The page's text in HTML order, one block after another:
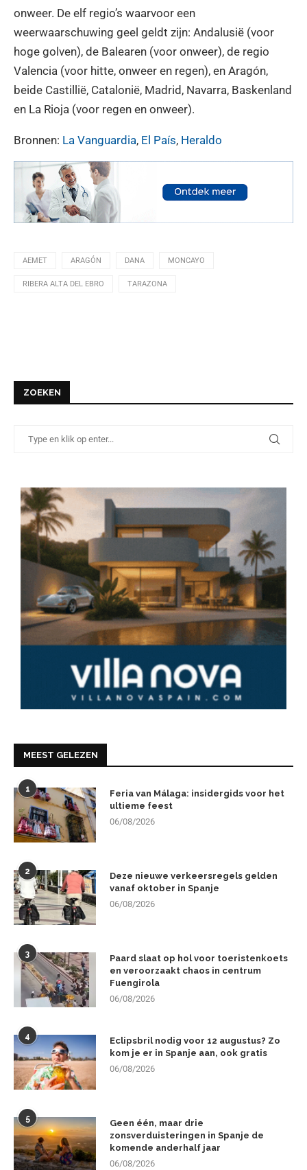
onweer. De elf regio’s waarvoor een
weerwaarschuwing geel geldt zijn: Andalusië (voor
hoge golven), de Balearen (voor onweer), de regio
Valencia (voor hitte, onweer en regen), en Aragón,
beide Castillië, Catalonië, Madrid, Navarra, Baskenland
en La Rioja (voor regen en onweer).
Bronnen: La Vanguardia, El País, Heraldo
AEMET ARAGÓN DANA MONCAYO
RIBERA ALTA DEL EBRO TARAZONA
ZOEKEN
MEEST GELEZEN
1
Feria van Málaga: insidergids voor het
ultieme feest
06/08/2026
2
Deze nieuwe verkeersregels gelden
vanaf oktober in Spanje
06/08/2026
3
Paard slaat op hol voor toeristenkoets
en veroorzaakt chaos in centrum
Fuengirola
06/08/2026
4
Eclipsbril nodig voor 12 augustus? Zo
kom je er in Spanje aan, ook gratis
06/08/2026
5
Geen één, maar drie
zonsverduisteringen in Spanje de
komende anderhalf jaar
06/08/2026